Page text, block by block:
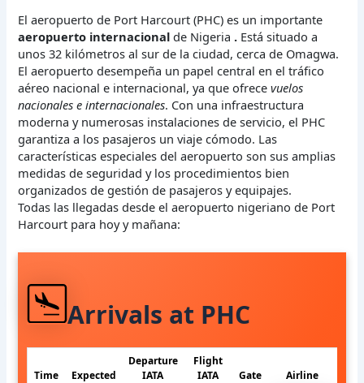
El aeropuerto de Port Harcourt (PHC) es un importante
aeropuerto internacional de Nigeria . Está situado a
unos 32 kilómetros al sur de la ciudad, cerca de Omagwa.
El aeropuerto desempeña un papel central en el tráfico
aéreo nacional e internacional, ya que ofrecevuelos
nacionales e internacionales. Con una infraestructura
moderna y numerosas instalaciones de servicio, el PHC
garantiza a los pasajeros un viaje cómodo. Las
características especiales del aeropuerto son sus amplias
medidas de seguridad y los procedimientos bien
organizados de gestión de pasajeros y equipajes.
Todas las llegadas desde el aeropuerto nigeriano de Port
Harcourt para hoy y mañana:
Arrivals at PHC
Time Expected
Departure
IATA
Flight
IATA
Gate
Airline